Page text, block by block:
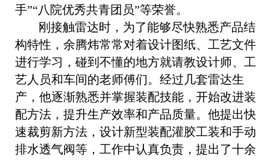
手”“八院优秀共青团员”等荣誉。
刚接触雷达时，为了能够尽快熟悉产品结
构特性，余腾炜常常对着设计图纸、工艺文件
进行学习，碰到不懂的地方就请教设计师、工
艺人员和车间的老师傅们。经过几套雷达生
产，他逐渐熟悉并掌握装配技能，开始改进装
配方法，提升生产效率和产品质量。他提出快
速裁剪新方法，设计新型装配灌胶工装和手动
排水透气阀等，工作中认真负责，提出了十余